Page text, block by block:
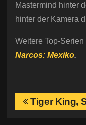
Mastermind hinter
hinter der Kamera
Weitere Top-Serien
Narcos: Mexiko.
BTiger King,